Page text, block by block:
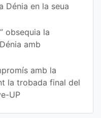
Dénia en la seua
obsequia la
amb
amb la
la trobada final del
UP